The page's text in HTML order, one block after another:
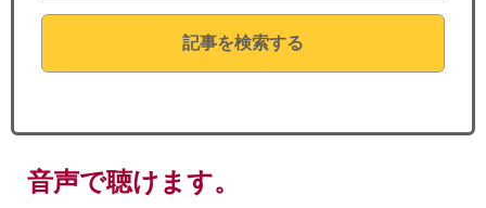
記事を検索する
音声で聴けます。